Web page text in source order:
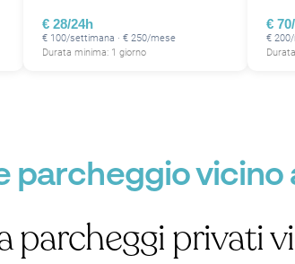
€ 28/24h
€ 100/settimana · € 250/mese
Durata minima: 1 giorno
€
€
parcheggio vicino
parcheggi privati